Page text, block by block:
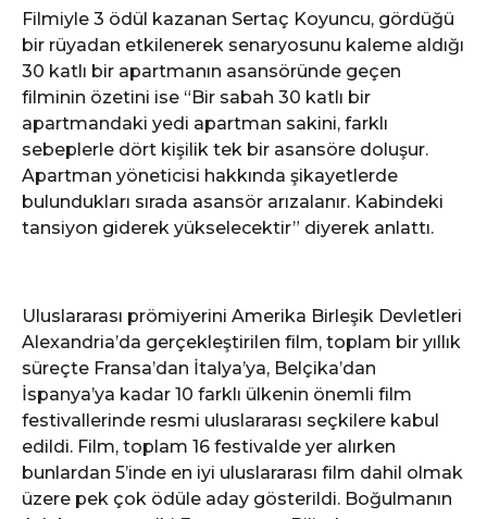
Filmiyle 3 ödül kazanan Sertaç Koyuncu, gördüğü
bir rüyadan etkilenerek senaryosunu kaleme aldığı
30 katlı bir apartmanın asansöründe geçen
filminin özetini ise “Bir sabah 30 katlı bir
apartmandaki yedi apartman sakini, farklı
sebeplerle dört kişilik tek bir asansöre doluşur.
Apartman yöneticisi hakkında şikayetlerde
bulundukları sırada asansör arızalanır. Kabindeki
tansiyon giderek yükselecektir” diyerek anlattı.
Uluslararası prömiyerini Amerika Birleşik Devletleri
Alexandria’da gerçekleştirilen film, toplam bir yıllık
süreçte Fransa’dan İtalya’ya, Belçika’dan
İspanya’ya kadar 10 farklı ülkenin önemli film
festivallerinde resmi uluslararası seçkilere kabul
edildi. Film, toplam 16 festivalde yer alırken
bunlardan 5’inde en iyi uluslararası film dahil olmak
üzere pek çok ödüle aday gösterildi. Boğulmanın